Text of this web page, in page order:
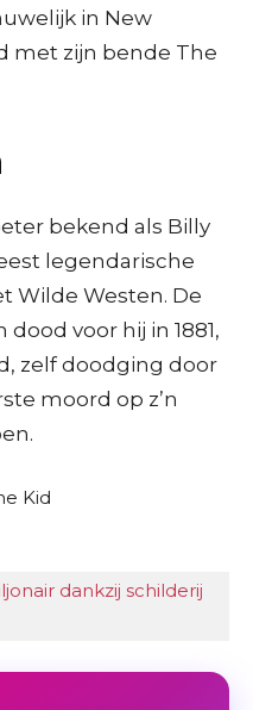
in New
met zijn bende The
bekend als Billy
legendarische
Wilde Westen. De
voor hij in 1881,
zelf doodging door
moord op z’n
dankzij schilderij